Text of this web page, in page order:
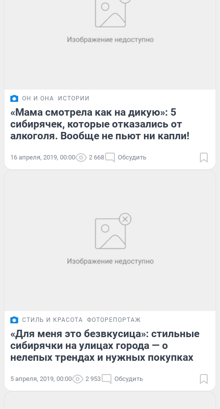
ОН И ОНА ИСТОРИИ
«Мама смотрела как на дикую»: 5
сибирячек, которые отказались от
алкоголя. Вообще не пьют ни капли!
16 апреля, 2019, 00:00 2 668 Обсудить
СТИЛЬ И КРАСОТА ФОТОРЕПОРТАЖ
«Для меня это безвкусица»: стильные
сибирячки на улицах города — о
нелепых трендах и нужных покупках
5 апреля, 2019, 00:00 2 953 Обсудить